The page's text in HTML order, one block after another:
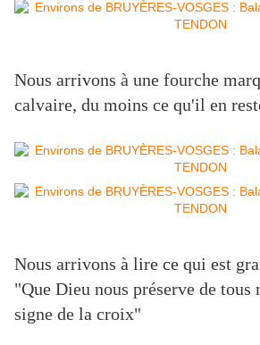
Nous arrivons à une fourche
calvaire, du moins ce qu'il en
Nous arrivons à lire ce qui est
"Que Dieu nous préserve de tous
signe de la croix"